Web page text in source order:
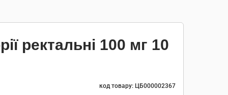
ректальні 100 мг 10
код товару: ЦБ000002367